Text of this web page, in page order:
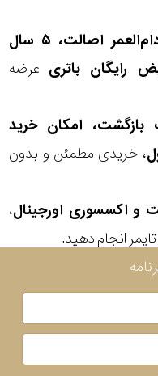
گارانتی مادام‌العمر اصالت، ۵ سال
عرضه
۳۰ روز مهلت بازگشت، امکان خرید
، خریدی مطمئن و بدون
،
انجام دهید.